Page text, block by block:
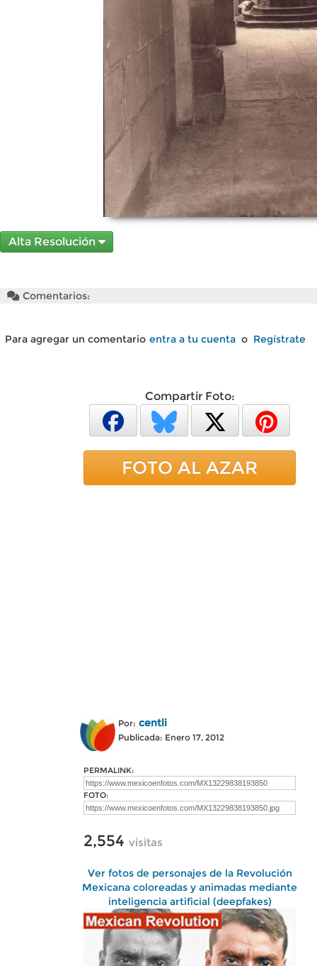
Alta Resolución
Comentarios:
Para agregar un comentario entra a tu cuenta o Regístrate
Compartir Foto:
FOTO AL AZAR
Por: centli
Publicada: Enero 17, 2012
PERMALINK:
FOTO:
2,554 visitas
Ver fotos de personajes de la Revolución
Mexicana coloreadas y animadas mediante
inteligencia artificial (deepfakes)